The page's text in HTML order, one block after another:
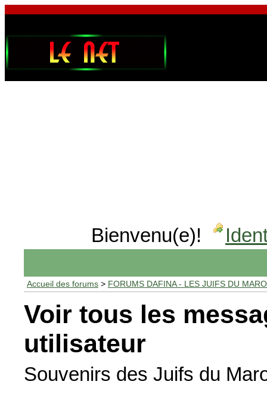
Bienvenu(e)!
Accueil des forums > FORUMS DAFINA - LES JUIFS DU
Voir tous les
utilisateur
Souvenirs des Juifs du